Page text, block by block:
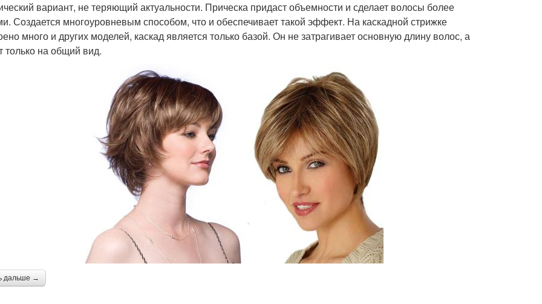
вариант, не теряющий актуальности. Прическа придаст объемности и сделает волосы более
Создается многоуровневым способом, что и обеспечивает такой эффект. На каскадной стрижке
много и других моделей, каскад является только базой. Он не затрагивает основную длину волос, а
только на общий вид.
дальше →